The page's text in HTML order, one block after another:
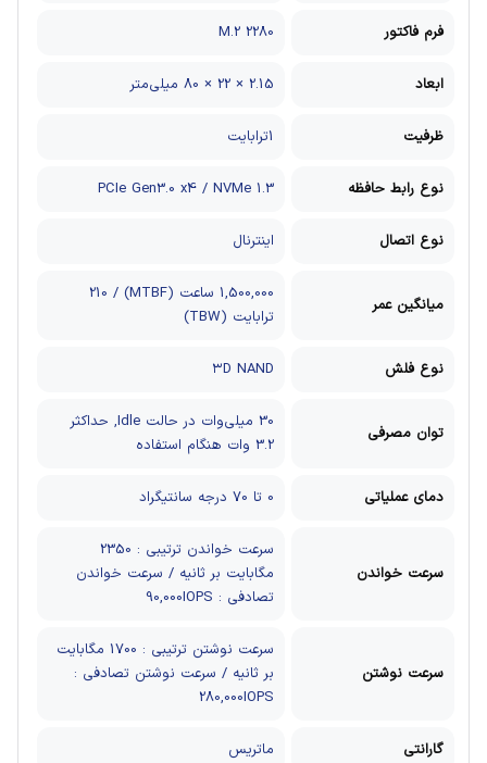
فرم فاکتور M.2 2280
ابعاد 2.15 × 22 × 80 میلی‌متر
ظرفیت 1ترابایت
نوع رابط حافظه PCIe Gen3.0 x4 / NVMe 1.3
نوع اتصال اینترنال
میانگین عمر
1,500,000 ساعت (MTBF) / 210
ترابایت (TBW)
نوع فلش ۳D NAND
توان مصرفی
30 میلی‌وات در حالت Idle, حداکثر
3.2 وات هنگام استفاده
دمای عملیاتی 0 تا 70 درجه سانتیگراد
سرعت خواندن
سرعت خواندن ترتیبی : 2350
مگابایت بر ثانیه / سرعت خواندن
تصادفی : 90,000IOPS
سرعت نوشتن
سرعت نوشتن ترتیبی : 1700 مگابایت
بر ثانیه / سرعت نوشتن تصادفی :
280,000IOPS
گارانتی ماتریس